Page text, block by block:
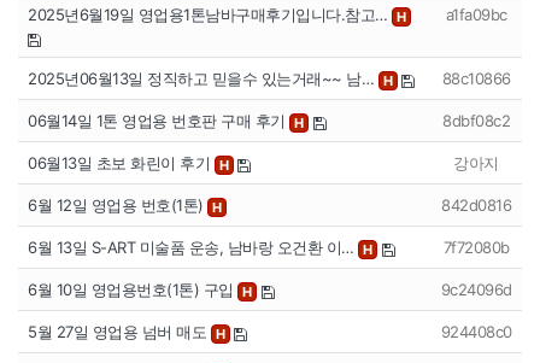
2025년6월19일 영업용1톤남바구매후기입니다.참고… H a1fa09bc
2025년06월13일 정직하고 믿을수 있는거래~~ 남… H 88c10866
06월14일 1톤 영업용 번호판 구매 후기 H 8dbf08c2
06월13일 초보 화린이 후기 H 강아지
6월 12일 영업용 번호(1톤) H 842d0816
6월 13일 S-ART 미술품 운송, 남바랑 오건환 이… H 7f72080b
6월 10일 영업용번호(1톤) 구입 H 9c24096d
5월 27일 영업용 넘버 매도 H 924408c0